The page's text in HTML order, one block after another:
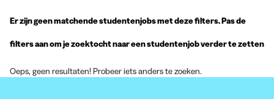
Er zijn geen matchende studentenjobs met deze filters. Pas de
filters aan om je zoektocht naar een studentenjob verder te zetten
Oeps, geen resultaten! Probeer iets anders te zoeken.